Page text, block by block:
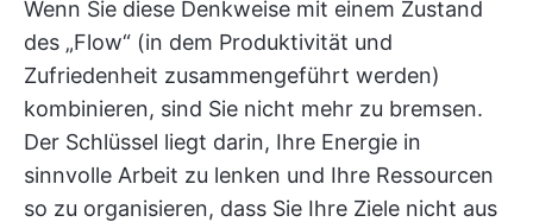
Wenn Sie diese Denkweise mit einem Zustand
des „Flow“ (in dem Produktivität und
Zufriedenheit zusammengeführt werden)
kombinieren, sind Sie nicht mehr zu bremsen.
Der Schlüssel liegt darin, Ihre Energie in
sinnvolle Arbeit zu lenken und Ihre Ressourcen
so zu organisieren, dass Sie Ihre Ziele nicht aus